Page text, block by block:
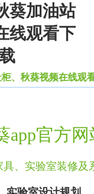
葵加油站
线观看下
秋葵视频在线观看
app官方
、实验室装修